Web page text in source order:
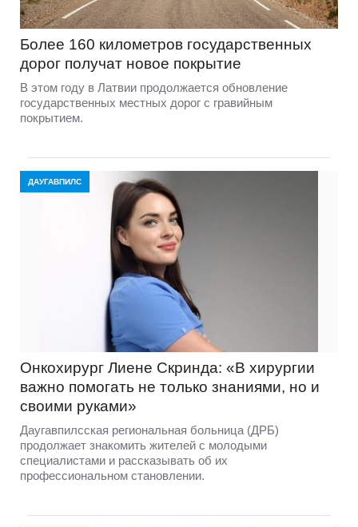
Более 160 километров государственных
дорог получат новое покрытие
В этом году в Латвии продолжается обновление
государственных местных дорог с гравийным
покрытием.
ДАУГАВПИЛС
Онкохирург Лиене Скринда: «В хирургии
важно помогать не только знаниями, но и
своими руками»
Даугавпилсская региональная больница (ДРБ)
продолжает знакомить жителей с молодыми
специалистами и рассказывать об их
профессиональном становлении.